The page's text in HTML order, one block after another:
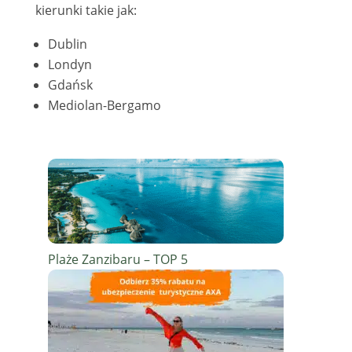
kierunki takie jak:
Dublin
Londyn
Gdańsk
Mediolan-Bergamo
Plaże Zanzibaru – TOP 5